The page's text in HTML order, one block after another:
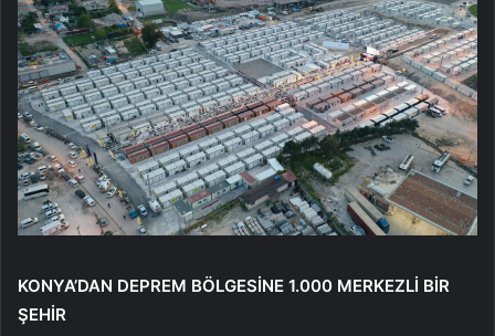
KONYA’DAN DEPREM BÖLGESİNE 1.000 MERKEZLİ BİR
ŞEHİR